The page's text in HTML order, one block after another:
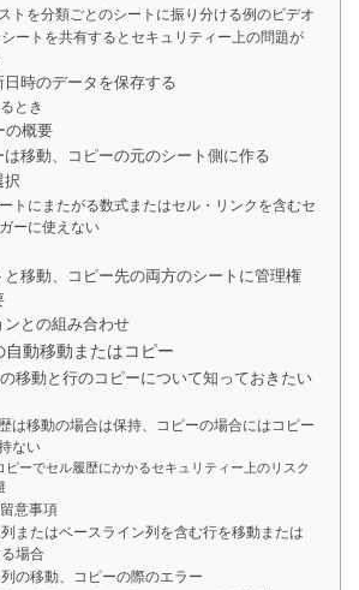
トを分類ごとのシートに振り分ける例のビデオ
ートを共有するとセキュリティー上の問題が
時のデータを保存する
とき
の概要
は移動、コピーの元のシート側に作る
択
トにまたがる数式またはセル・リンクを含むセ
ーに使えない
と移動、コピー先の両方のシートに管理権
ンとの組み合わせ
動移動またはコピー
移動と行のコピーについて知っておきたい
は移動の場合は保持、コピーの場合にはコピー
ない
ピーでセル履歴にかかるセキュリティー上のリスク
意事項
またはベースライン列を含む行を移動または
場合
の移動、コピーの際のエラー